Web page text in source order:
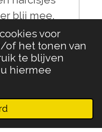
voor
het tonen van
te blijven
hiermee
blij mee.